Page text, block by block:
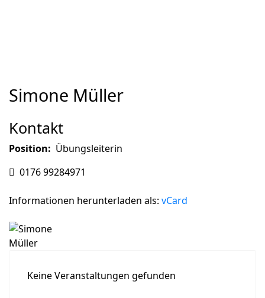
Simone Müller
Kontakt
Position: Übungsleiterin
Mobil
0176 99284971
Informationen herunterladen als: vCard
Keine Veranstaltungen gefunden